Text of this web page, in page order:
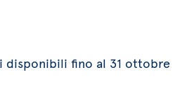
disponibili fino al 31 ottobre